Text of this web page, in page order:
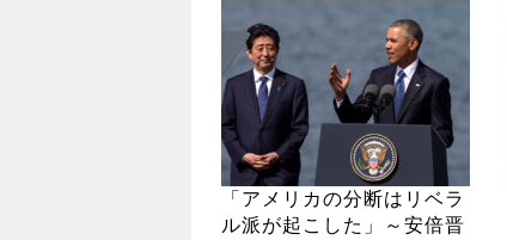
「アメリカの分断はリベラ
ル派が起こした」～安倍晋